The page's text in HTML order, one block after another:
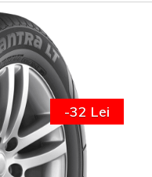
-32 Lei